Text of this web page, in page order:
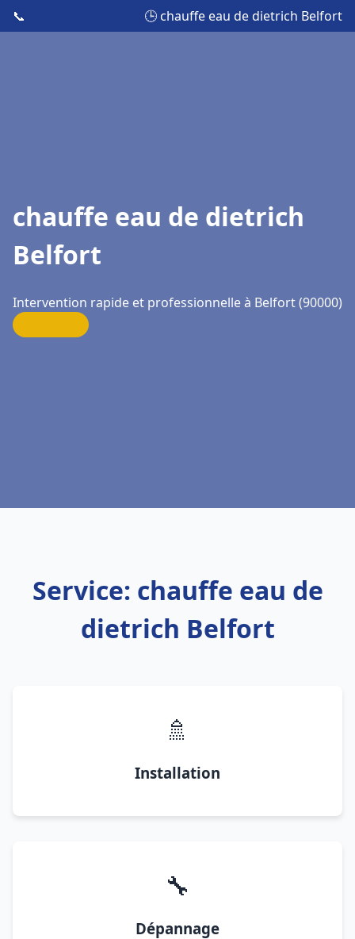
📞 🕒 chauffe eau de dietrich Belfort
chauffe eau de dietrich
Belfort
Intervention rapide et professionnelle à Belfort (90000)
Service: chauffe eau de
dietrich Belfort
🚿
Installation
🔧
Dépannage